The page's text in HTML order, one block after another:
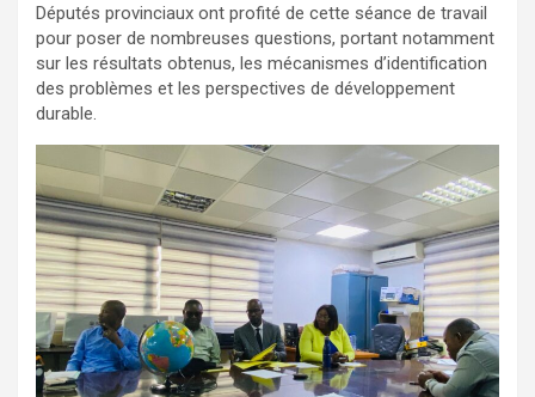
Députés provinciaux ont profité de cette séance de travail
pour poser de nombreuses questions, portant notamment
sur les résultats obtenus, les mécanismes d’identification
des problèmes et les perspectives de développement
durable.